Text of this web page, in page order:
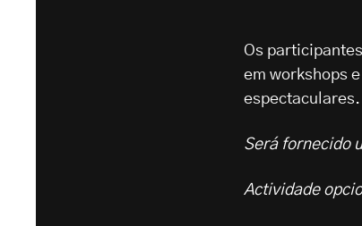
Os
em workshops
espectaculares.
Será fornecido
Actividade